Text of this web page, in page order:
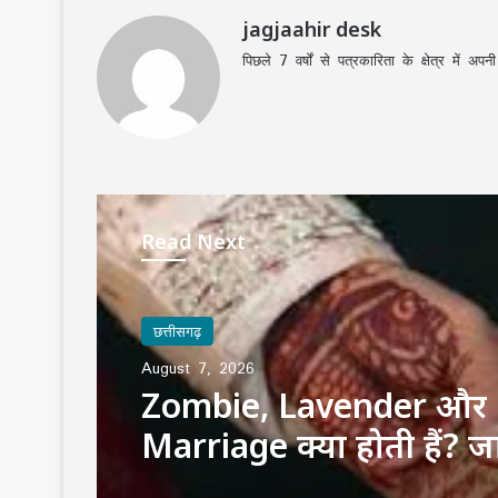
jagjaahir desk
पिछले 7 वर्षों से पत्रकारिता के क्षेत्र में
Read Next
छत्तीसगढ़
August 7, 2026
छत्तीसगढ़
August 7, 2026
कॉकरोच पार्टी’ में बगावतः
दीपके के घर के बाहर दो